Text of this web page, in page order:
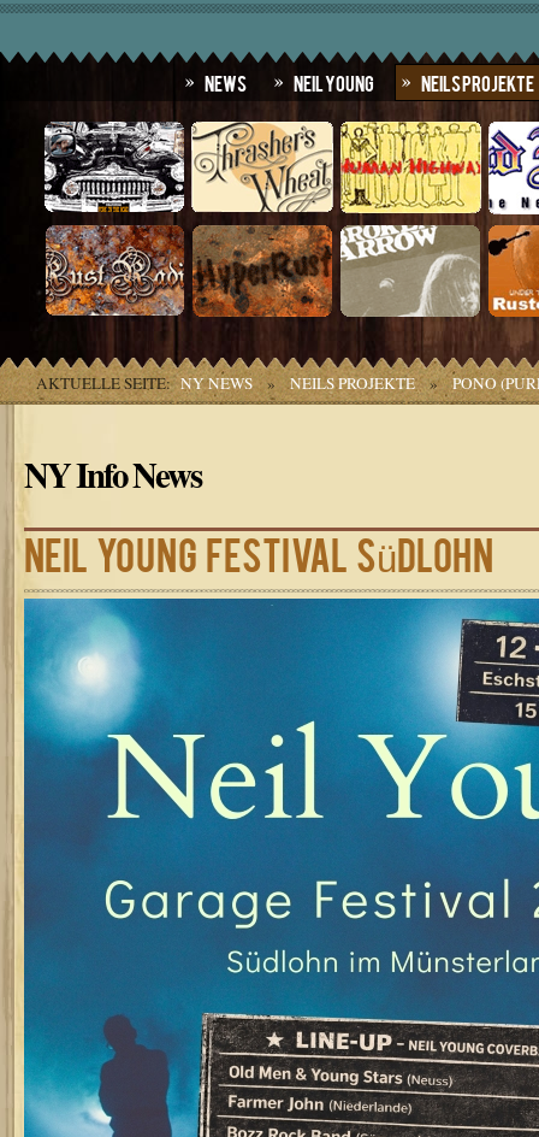
News Neil Young Neils Projekte
AKTUELLE SEITE: NY NEWS » NEILS PROJEKTE » PONO
NY Info News
Neil Young Festival Südlohn